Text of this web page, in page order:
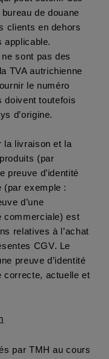
de douane
clients en dehors
applicable.
TVA autrichienne
le numéro
doivent toutefois
d’origine.
la livraison et la
(par
preuve d’identité
(par exemple :
d’une
commerciale) est
relatives à l’achat
CGV. Le
preuve d’identité
correcte, actuelle et
par TMH au cours